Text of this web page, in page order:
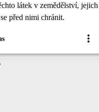
látek v zemědělství,
před nimi chránit.